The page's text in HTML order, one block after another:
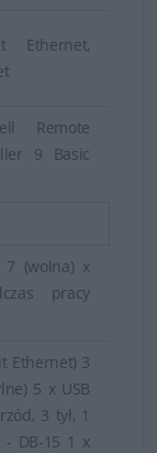
Ethernet,
Remote
9 Basic
7 (wolna) x
pracy
Ethernet) 3
5 x USB
3 tył, 1
- DB-15 1 x